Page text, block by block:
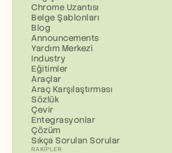
Chrome Uzantısı
Belge Şablonları
Blog
Announcements
Yardım Merkezi
Industry
Eğitimler
Araçlar
Araç Karşılaştırması
Sözlük
Çevir
Entegrasyonlar
Çözüm
Sıkça Sorulan Sorular
RAKIPLER